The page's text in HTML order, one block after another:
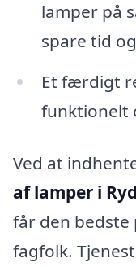
lamper på
spare tid
Et færdigt
funktionelt
Ved at
af lamper i
får den bedste
fagfolk.